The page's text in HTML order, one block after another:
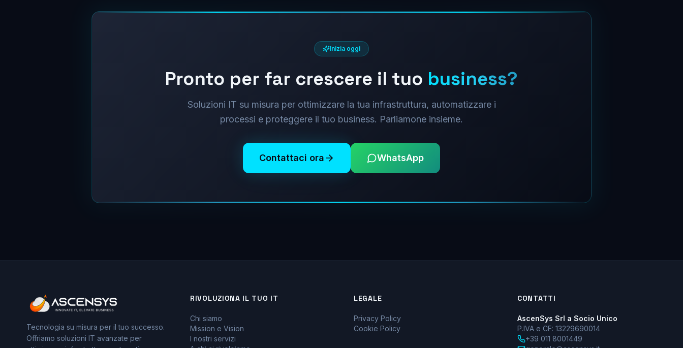
Inizia oggi
Pronto per far crescere il tuo business?
Soluzioni IT su misura per ottimizzare la tua infrastruttura, automatizzare i
processi e proteggere il tuo business. Parliamone insieme.
Contattaci ora WhatsApp
Tecnologia su misura per il tuo successo.
Offriamo soluzioni IT avanzate per
RIVOLUZIONA IL TUO IT
Chi siamo
Mission e Vision
I nostri servizi
LEGALE
Privacy Policy
Cookie Policy
CONTATTI
AscenSys Srl a Socio Unico
P.IVA e CF: 13229690014
+39 011 8001449